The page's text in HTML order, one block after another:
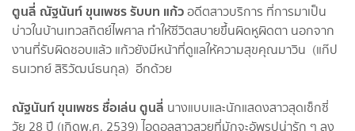
ตูนลี่ ณัฐนันท์ ขุนเพชร รับบท แก้วอดีตสาวบริการ ที่การมาเป็น
บ่าวในบ้านเทวสถิตย์ไพศาล ทำให้ชีวิตสบายขึ้นผิดหูผิดตา นอกจาก
งานที่รับผิดชอบแล้ว แก้วยังมีหน้าที่ดูแลให้ความสุขคุณมาวิน (แก๊ป
ธนเวทย์ สิริวัฒน์ธนกุล) อีกด้วย
ณัฐนันท์ ขุนเพชร ชื่อเล่น ตูนลี่ นางแบบและนักแสดงสาวสุดเซ็กซี่
วัย 28 ปี (เกิดพ.ศ. 2539) ไอดอลสาวสวยที่มักจะอัพรูปน่ารัก ๆ ลง